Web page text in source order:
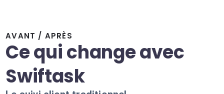
AVANT / APRÈS
Ce qui change avec
Swiftask